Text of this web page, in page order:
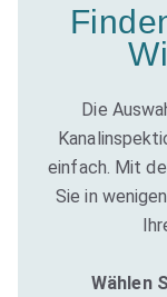
Die
einfach. Mit
Sie in
Wählen